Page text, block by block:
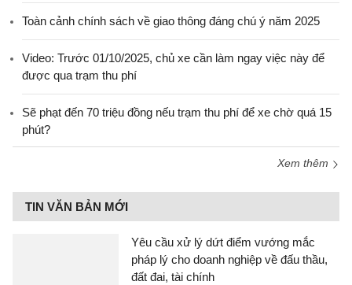
Toàn cảnh chính sách về giao thông đáng chú ý năm 2025
Video: Trước 01/10/2025, chủ xe cần làm ngay việc này để
được qua trạm thu phí
Sẽ phạt đến 70 triệu đồng nếu trạm thu phí để xe chờ quá 15
phút?
Xem thêm
TIN VĂN BẢN MỚI
Yêu cầu xử lý dứt điểm vướng mắc
pháp lý cho doanh nghiệp về đấu thầu,
đất đai, tài chính